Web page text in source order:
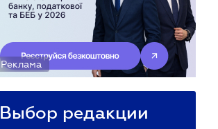
Реклама
Выбор редакции